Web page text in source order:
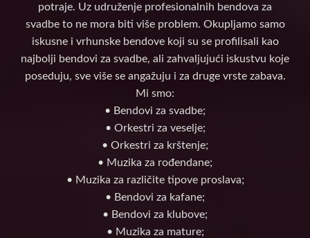
potraje. Uz udruženje profesionalnih bendova za
svadbe to ne mora biti više problem. Okupljamo samo
iskusne i vrhunske bendove koji su se profilisali kao
najbolji bendovi za svadbe, ali zahvaljujući iskustvu koje
poseduju, sve više se angažuju i za druge vrste zabava.
Mi smo:
• Bendovi za svadbe;
• Orkestri za veselje;
• Orkestri za krštenje;
• Muzika za rođendane;
• Muzika za različite tipove proslava;
• Bendovi za kafane;
• Bendovi za klubove;
• Muzika za mature;